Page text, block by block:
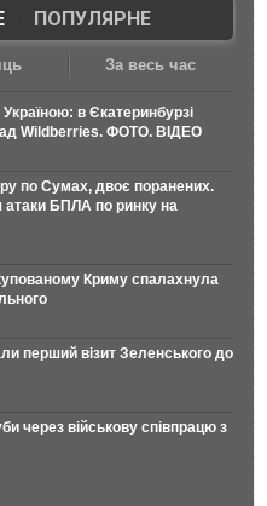
| ПОПУЛЯРНЕ
За весь час
в Єкатеринбурзі
Wildberries. ФОТО. ВІДЕО
по Сумах, двоє поранених.
атаки БПЛА по ринку на
Криму спалахнула
перший візит Зеленського до
через військову співпрацю з